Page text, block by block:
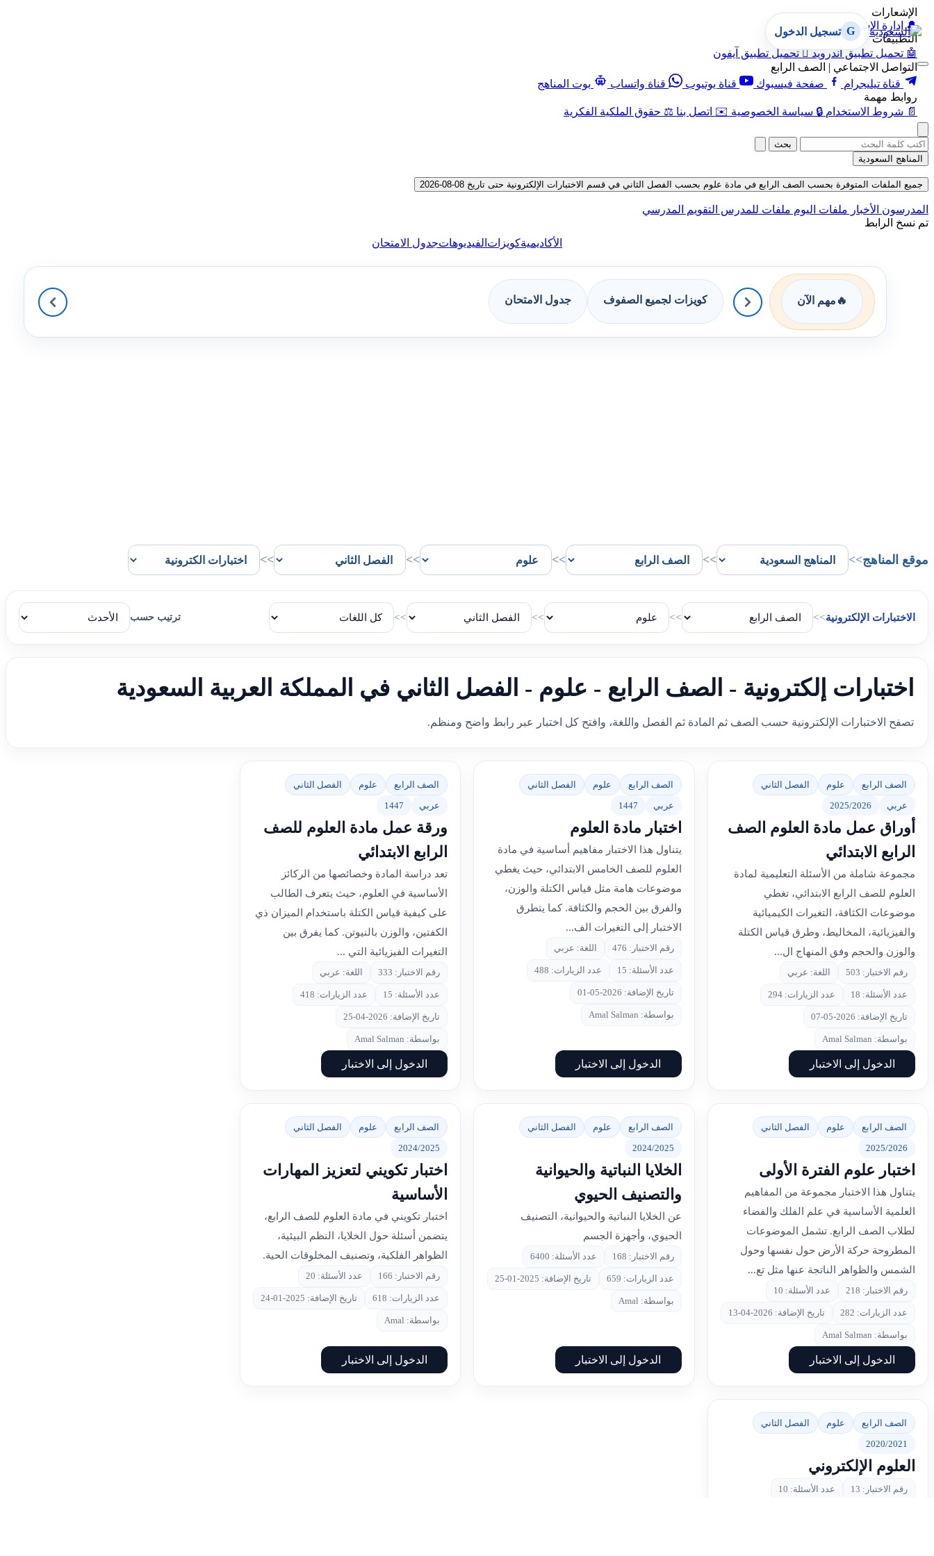
الإشعارات
🔔 إدارة الإشعارات
التطبيقات
🤖 تحميل تطبيق أندرويد  تحميل تطبيق آيفون
التواصل الاجتماعي | الصف الرابع
قناة تيليجرام
صفحة فيسبوك قناة يوتيوب قناة واتساب
بوت المناهج
روابط مهمة
📄 شروط الاستخدام 🔒 سياسة الخصوصية ✉️ اتصل بنا ⚖️ حقوق الملكية الفكرية
G تسجيل الدخول
بحث
المناهج السعودية
جميع الملفات المتوفرة بحسب الصف الرابع في مادة علوم بحسب الفصل الثاني في قسم الاختبارات الإلكترونية حتى تاريخ 08-08-2026
المدرسون الأخبار ملفات اليوم ملفات للمدرس التقويم المدرسي
تم نسخ الرابط
الأكاديميةكويزات الفيديوهاتجدول الامتحان
🔥 مهم الآن كويزات لجميع الصفوف جدول الامتحان
موقع المناهج>>
>>
>>
>>
>>
الاختبارات الإلكترونية>>
>>
>>
>> ترتيب حسب
اختبارات إلكترونية - الصف الرابع - علوم - الفصل الثاني في المملكة العربية السعودية
تصفح الاختبارات الإلكترونية حسب الصف ثم المادة ثم الفصل واللغة، وافتح كل اختبار عبر رابط واضح ومنظم.
الصف الرابع علوم
الفصل الثاني
عربي
2025/2026
أوراق عمل مادة العلوم الصف
الرابع الابتدائي
مجموعة شاملة من الأسئلة التعليمية لمادة
العلوم للصف الرابع الابتدائي، تغطي
موضوعات الكثافة، التغيرات الكيميائية
والفيزيائية، المخاليط، وطرق قياس الكتلة
والوزن والحجم وفق المنهاج ال...
رقم الاختبار: 503 اللغة: عربي
عدد الأسئلة: 18 عدد الزيارات: 294
تاريخ الإضافة: 2026-05-07
بواسطة: Amal Salman
الدخول إلى الاختبار
الصف الرابع علوم
الفصل الثاني
عربي
1447
اختبار مادة العلوم
يتناول هذا الاختبار مفاهيم أساسية في مادة
العلوم للصف الخامس الابتدائي، حيث يغطي
موضوعات هامة مثل قياس الكتلة والوزن،
والفرق بين الحجم والكثافة. كما يتطرق
الاختبار إلى التغيرات الف...
رقم الاختبار: 476 اللغة: عربي
عدد الأسئلة: 15 عدد الزيارات: 488
تاريخ الإضافة: 2026-05-01
بواسطة: Amal Salman
الدخول إلى الاختبار
الصف الرابع علوم
الفصل الثاني
عربي
1447
ورقة عمل مادة العلوم للصف
الرابع الابتدائي
تعد دراسة المادة وخصائصها من الركائز
الأساسية في العلوم، حيث يتعرف الطالب
على كيفية قياس الكتلة باستخدام الميزان ذي
الكفتين، والوزن بالنيوتن. كما يفرق بين
التغيرات الفيزيائية التي ...
رقم الاختبار: 333 اللغة: عربي
عدد الأسئلة: 15 عدد الزيارات: 418
تاريخ الإضافة: 2026-04-25
بواسطة: Amal Salman
الدخول إلى الاختبار
الصف الرابع علوم
الفصل الثاني
2025/2026
اختبار علوم الفترة الأولى
يتناول هذا الاختبار مجموعة من المفاهيم
العلمية الأساسية في علم الفلك والفضاء
لطلاب الصف الرابع. تشمل الموضوعات
المطروحة حركة الأرض حول نفسها وحول
الشمس والظواهر الناتجة عنها مثل تع...
رقم الاختبار: 218 عدد الأسئلة: 10
عدد الزيارات: 282 تاريخ الإضافة: 2026-04-13
بواسطة: Amal Salman
الدخول إلى الاختبار
الصف الرابع علوم
الفصل الثاني
2024/2025
الخلايا النباتية والحيوانية
والتصنيف الحيوي
عن الخلايا النباتية والحيوانية، التصنيف
الحيوي، وأجهزة الجسم
رقم الاختبار: 168 عدد الأسئلة: 6400
عدد الزيارات: 659 تاريخ الإضافة: 2025-01-25
بواسطة: Amal
الدخول إلى الاختبار
الصف الرابع علوم
الفصل الثاني
2024/2025
اختبار تكويني لتعزيز المهارات
الأساسية
اختبار تكويني في مادة العلوم للصف الرابع،
يتضمن أسئلة حول الخلايا، النظم البيئية،
الظواهر الفلكية، وتصنيف المخلوقات الحية.
رقم الاختبار: 166 عدد الأسئلة: 20
عدد الزيارات: 618 تاريخ الإضافة: 2025-01-24
بواسطة: Amal
الدخول إلى الاختبار
الصف الرابع علوم
الفصل الثاني
2020/2021
العلوم الإلكتروني
رقم الاختبار: 13 عدد الأسئلة: 10